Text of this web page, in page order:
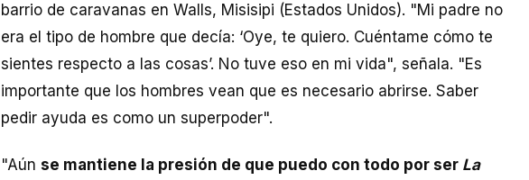
barrio de caravanas en Walls, Misisipi (Estados Unidos). "Mi padre no
era el tipo de hombre que decía: ‘Oye, te quiero. Cuéntame cómo te
sientes respecto a las cosas’. No tuve eso en mi vida", señala. "Es
importante que los hombres vean que es necesario abrirse. Saber
pedir ayuda es como un superpoder".
"Aún se mantiene la presión de que puedo con todo por ser La